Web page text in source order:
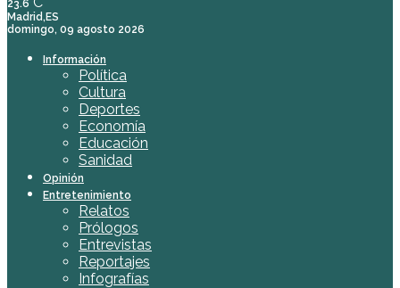
23.6
Madrid,ES
domingo, 09 agosto 2026
Información
Política
Cultura
Deportes
Economía
Educación
Sanidad
Opinión
Entretenimiento
Relatos
Prólogos
Entrevistas
Reportajes
Infografías